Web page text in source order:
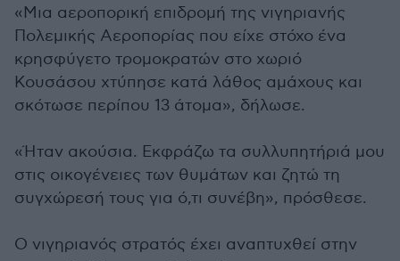
«Μια αεροπορική επιδρομή της νιγηριανής
Πολεμικής Αεροπορίας που είχε στόχο ένα
κρησφύγετο τρομοκρατών στο χωριό
Κουσάσου χτύπησε κατά λάθος αμάχους και
σκότωσε περίπου 13 άτομα», δήλωσε.
«Ήταν ακούσια. Εκφράζω τα συλλυπητήριά μου
στις οικογένειες των θυμάτων και ζητώ τη
συγχώρεσή τους για ό,τι συνέβη», πρόσθεσε.
Ο νιγηριανός στρατός έχει αναπτυχθεί στην